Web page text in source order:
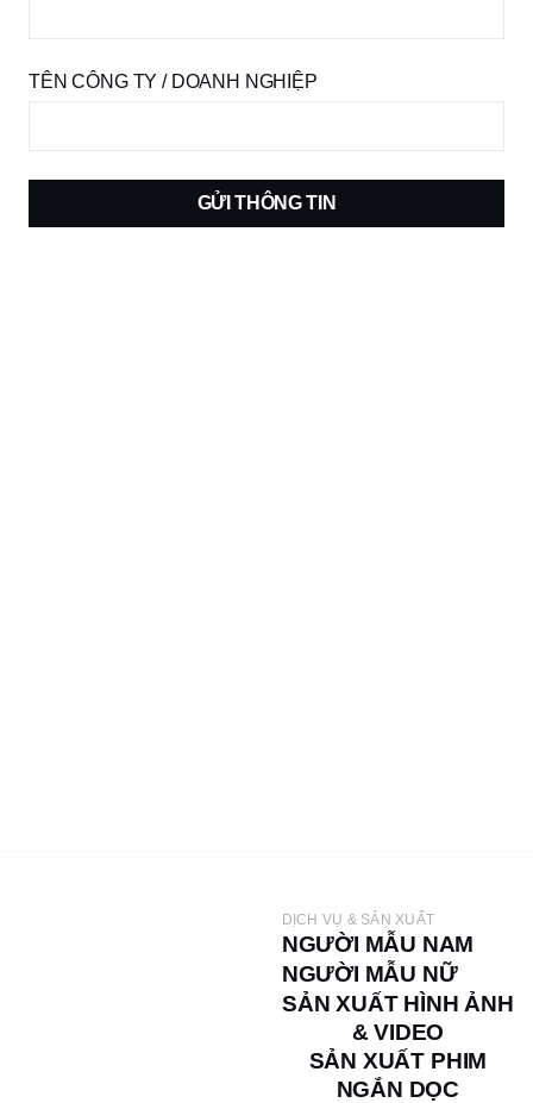
TÊN CÔNG TY / DOANH NGHIỆP
GỬI THÔNG TIN
DỊCH VỤ & SẢN XUẤT
NGƯỜI MẪU NAM
NGƯỜI MẪU NỮ
SẢN XUẤT HÌNH ẢNH
& VIDEO
SẢN XUẤT PHIM
NGẮN DỌC